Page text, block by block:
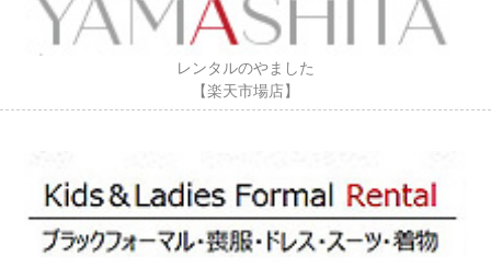
レンタルのやました
【楽天市場店】